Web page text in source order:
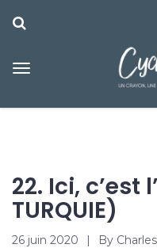
22. Ici, c’est
TURQUIE)
26 juin 2020 By Charles